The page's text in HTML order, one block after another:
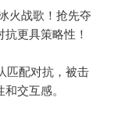
火战歌！抢先夺
更具策略性！
匹配对抗，被击
交互感。